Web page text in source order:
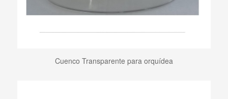
Cuenco Transparente para orquídea